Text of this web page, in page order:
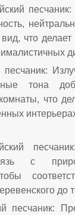
песчаник:
что
тона
что
с
до
песчаник: